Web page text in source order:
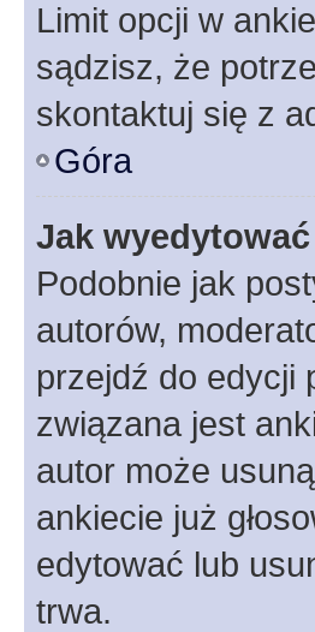
Limit opcji w
sądzisz, że
skontaktuj się z
Góra
Jak
Podobnie jak
autorów,
przejdź do edycji
związana jest
autor może
ankiecie już
edytować lub
trwa.